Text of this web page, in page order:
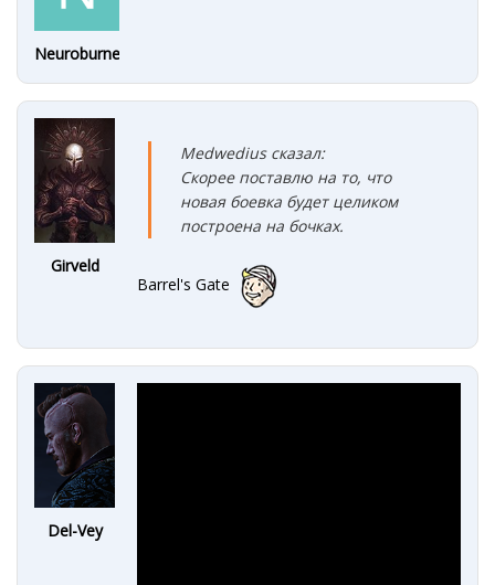
Neuroburner
Girveld
Medwedius сказал:
Скорее поставлю на то, что
новая боевка будет целиком
построена на бочках.
Barrel's Gate
Del-Vey